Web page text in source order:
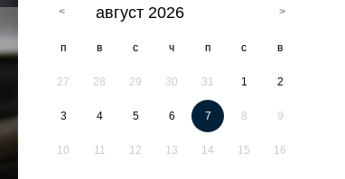
август 2026
п в с ч п с в
27 28 29 30 31 1 2
3 4 5 6 7 8 9
10 11 12 13 14 15 16